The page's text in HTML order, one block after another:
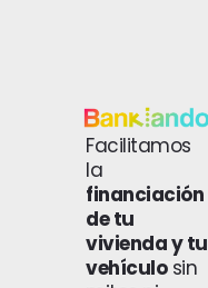
Facilitamos
la
financiación
de tu
vivienda y tu
vehículosin